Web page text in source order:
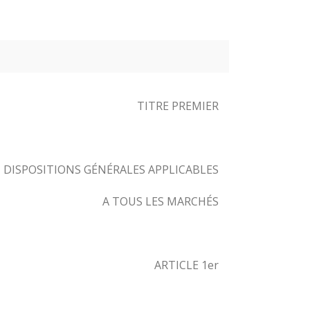
TITRE PREMIER
DISPOSITIONS GÉNÉRALES APPLICABLES
A TOUS LES MARCHÉS
ARTICLE 1er